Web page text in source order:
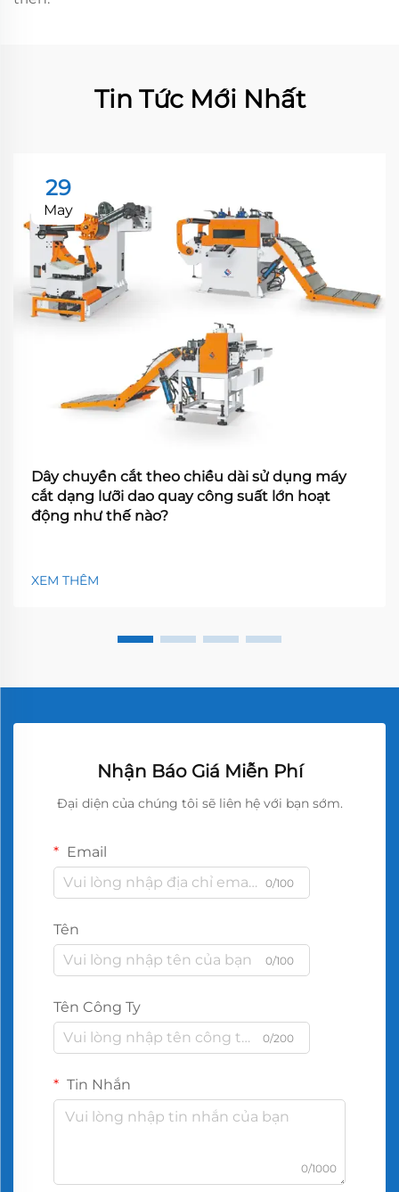
Tin Tức Mới Nhất
29
May
Dây chuyền cắt theo chiều dài sử dụng máy
cắt dạng lưỡi dao quay công suất lớn hoạt
động như thế nào?
XEM THÊM
Nhận Báo Giá Miễn Phí
Đại diện của chúng tôi sẽ liên hệ với bạn sớm.
Email
0/100
Tên
0/100
Tên Công Ty
0/200
Tin Nhắn
0/1000